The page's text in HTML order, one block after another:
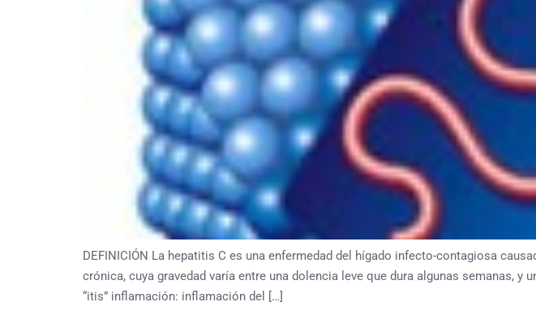
DEFINICIÓN La hepatitis C es una enfermedad del hígado infecto-contagiosa
crónica, cuya gravedad varía entre una dolencia leve que dura algunas semanas, y
“itis” inflamación: inflamación del […]